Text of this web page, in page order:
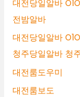
대전당일알바
전밤알바
대전당일알바
청주당일알바 청
대전룸도우미
대전룸보도